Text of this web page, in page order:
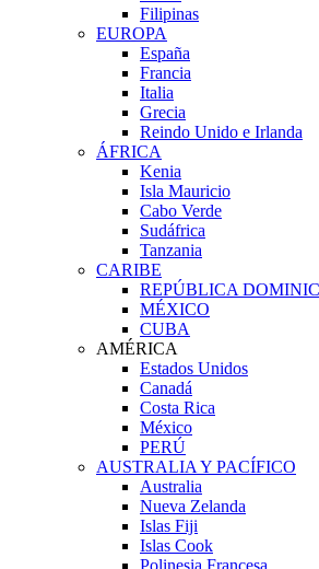
Filipinas
EUROPA
España
Francia
Italia
Grecia
Reindo Unido e Irlanda
ÁFRICA
Kenia
Isla Mauricio
Cabo Verde
Sudáfrica
Tanzania
CARIBE
REPÚBLICA
MÉXICO
CUBA
AMÉRICA
Estados Unidos
Canadá
Costa Rica
México
PERÚ
AUSTRALIA Y PACÍFICO
Australia
Nueva Zelanda
Islas Fiji
Islas Cook
Polinesia Francesa